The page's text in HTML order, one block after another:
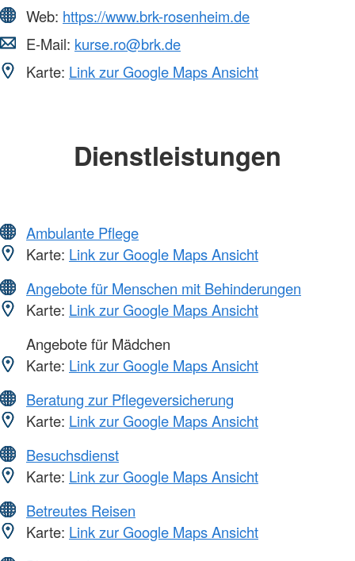
Web: https://www.brk-rosenheim.de
E-Mail: kurse.ro@brk.de
Karte: Link zur Google Maps Ansicht
Dienstleistungen
Ambulante Pflege
Karte: Link zur Google Maps Ansicht
Angebote für Menschen mit Behinderungen
Karte: Link zur Google Maps Ansicht
Angebote für Mädchen
Karte: Link zur Google Maps Ansicht
Beratung zur Pflegeversicherung
Karte: Link zur Google Maps Ansicht
Besuchsdienst
Karte: Link zur Google Maps Ansicht
Betreutes Reisen
Karte: Link zur Google Maps Ansicht